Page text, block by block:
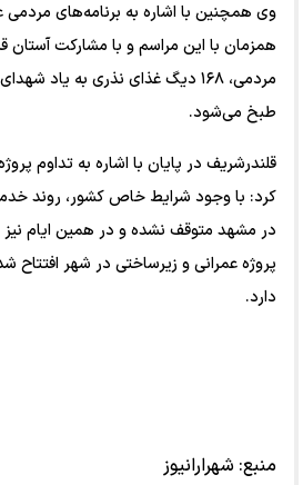
وی همچنین با اشاره به برنامه‌های
همزمان با این مراسم و با مشارکت
مردمی، ۱۶۸ دیگ غذای نذری به
طبخ می‌شود.
قلندرشریف در پایان با اشاره به تداوم
کرد: با وجود شرایط خاص کشور، روند
در مشهد متوقف نشده و در همین ایام نیز
پروژه عمرانی و زیرساختی در شهر افتتاح
دارد.
منبع: شهرارانیوز